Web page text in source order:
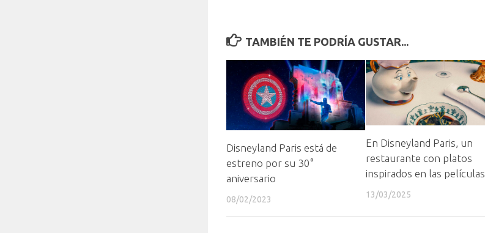
TAMBIÉN TE PODRÍA GUSTAR...
Disneyland Paris está de
estreno por su 30°
aniversario
08/02/2023
En Disneyland Paris, un
restaurante con platos
inspirados en las películas
13/03/2025